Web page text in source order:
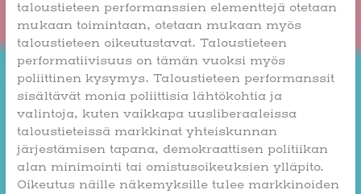
taloustieteen performanssien elementtejä otetaan
mukaan toimintaan, otetaan mukaan myös
taloustieteen oikeutustavat. Taloustieteen
performatiivisuus on tämän vuoksi myös
poliittinen kysymys. Taloustieteen performanssit
sisältävät monia poliittisia lähtökohtia ja
valintoja, kuten vaikkapa uusliberaaleissa
taloustieteissä markkinat yhteiskunnan
järjestämisen tapana, demokraattisen politiikan
alan minimointi tai omistusoikeuksien ylläpito.
Oikeutus näille näkemyksille tulee markkinoiden